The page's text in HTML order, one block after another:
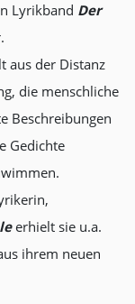
Lyrikband Der
aus der Distanz
die menschliche
Beschreibungen
Gedichte
erhielt sie u.a.
ihrem neuen